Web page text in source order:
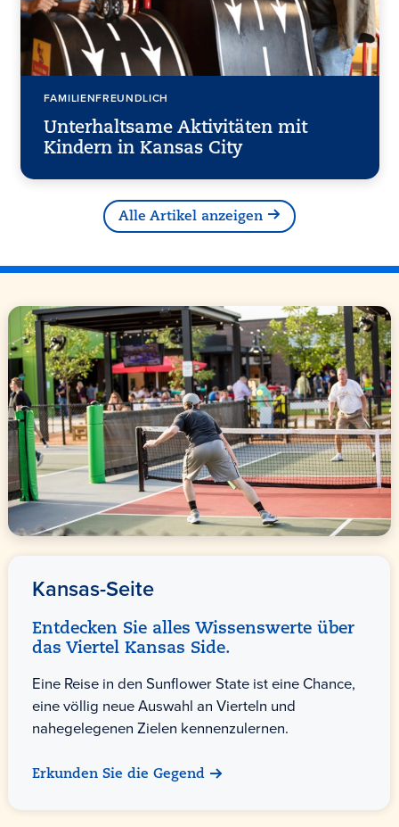
FAMILIENFREUNDLICH
Unterhaltsame Aktivitäten mit
Kindern in Kansas City
Alle Artikel anzeigen
Kansas-Seite
Entdecken Sie alles Wissenswerte über
das Viertel Kansas Side.
Eine Reise in den Sunflower State ist eine Chance,
eine völlig neue Auswahl an Vierteln und
nahegelegenen Zielen kennenzulernen.
Erkunden Sie die Gegend